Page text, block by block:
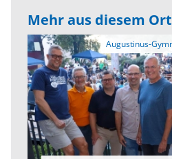
Mehr aus diesem Ort